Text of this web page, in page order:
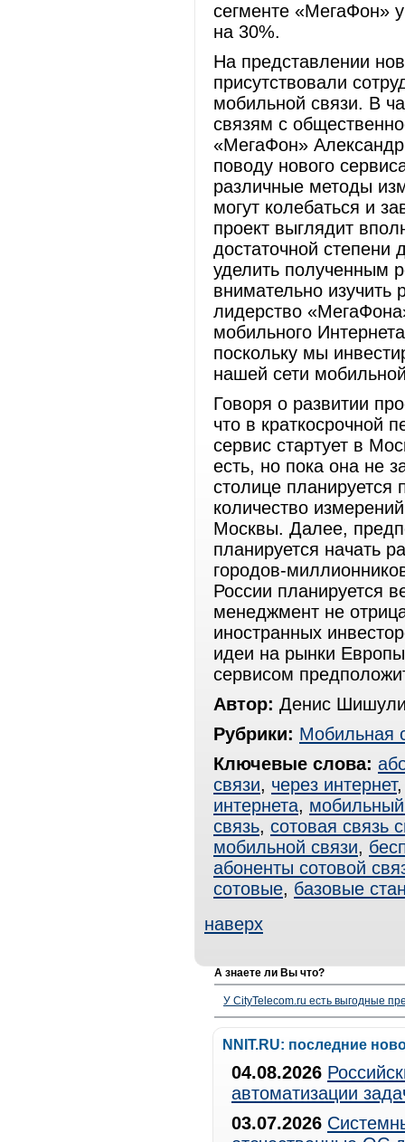
сегменте «МегаФон»
на 30%.
На представлении
присутствовали
мобильной связи. В
связям с
«МегаФон»
поводу нового
различные методы
могут колебаться и
проект выглядит
достаточной степени
уделить полученным
внимательно изучить
лидерство
мобильного
поскольку мы
нашей сети
Говоря о развитии
что в краткосрочной
сервис стартует в
есть, но пока она не
столице планируется
количество
Москвы. Далее,
планируется начать
городов-
России планируется
менеджмент не
иностранных
идеи на рынки
сервисом
Автор: Денис
Рубрики: Мобильная
Ключевые слова:
связи, через интернет
интернета, мобильный
связь, сотовая связь
мобильной связи,
абоненты сотовой
сотовые, базовые
наверх
А знаете ли Вы что?
У CityTelecom.ru есть выгодные
NNIT.RU: последние
04.08.2026
автоматизации
03.07.2026